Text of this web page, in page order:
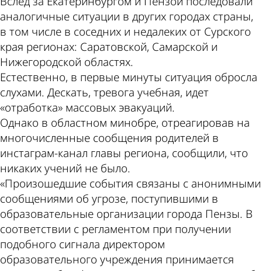
аналогичные ситуации в других городах страны,
в том числе в соседних и недалеких от Сурского
края регионах: Саратовской, Самарской и
Нижегородской областях.
Естественно, в первые минуты ситуация обросла
слухами. Дескать, тревога учебная, идет
«отработка» массовых эвакуаций.
Однако в областном минобре, отреагировав на
многочисленные сообщения родителей в
инстаграм-канал главы региона, сообщили, что
никаких учений не было.
«Произошедшие события связаны с анонимными
сообщениями об угрозе, поступившими в
образовательные организации города Пензы. В
соответствии с регламентом при получении
подобного сигнала директором
образовательного учреждения принимается